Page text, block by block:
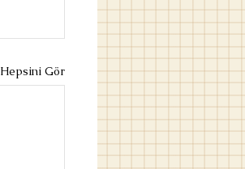
Hepsini Gör